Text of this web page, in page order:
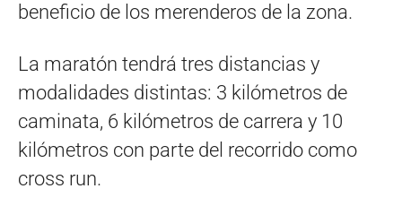
beneficio de los merenderos de la zona.
La maratón tendrá tres distancias y
modalidades distintas: 3 kilómetros de
caminata, 6 kilómetros de carrera y 10
kilómetros con parte del recorrido como
cross run.